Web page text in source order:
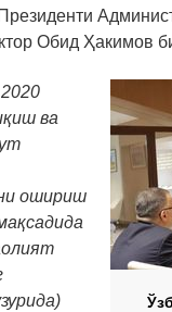
Обид Ҳакимов
ва
ошириш